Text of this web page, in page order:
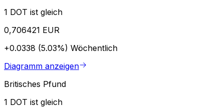
1 DOT ist gleich
0,706421 EUR
+0.0338 (5.03%) Wöchentlich
Diagramm anzeigen
Britisches Pfund
1 DOT ist gleich